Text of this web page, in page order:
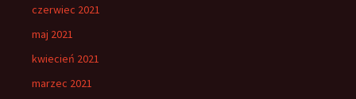
czerwiec 2021
maj 2021
kwiecień 2021
marzec 2021